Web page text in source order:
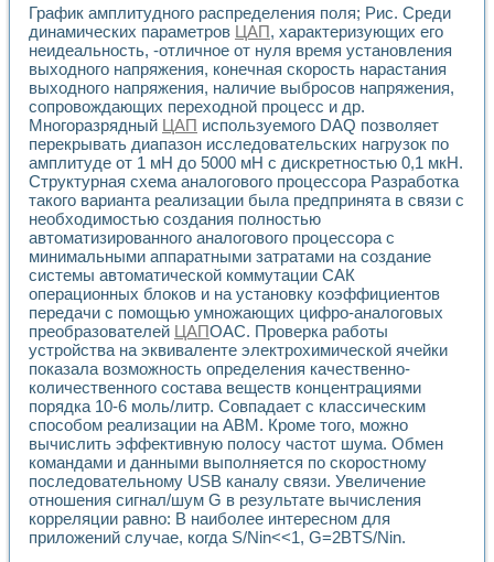
Усовершенствованные алгоритмы частотного анализа
Об опыте работы учебного центра «Технологии
Технологии NI в магистерской программе «Прикладная
Система диагностики двигателей постоянного тока
Автоматизированный стенд формирования
Лабораторный практикум по курсу ИИС на базе
Партнеры
Академические и отраслевые институты
Учебные заведения
Бизнес
Контакты
График амплитудного распределения поля; Рис. Среди
динамических параметров ЦАП, характеризующих его
неидеальность, -отличное от нуля время установления
выходного напряжения, конечная скорость нарастания
выходного напряжения, наличие выбросов напряжения,
сопровождающих переходной процесс и др.
Многоразрядный ЦАП используемого DAQ позволяет
перекрывать диапазон исследовательских нагрузок по
амплитуде от 1 мН до 5000 мН с дискретностью 0,1 мкН.
Структурная схема аналогового процессора Разработка
такого варианта реализации была предпринята в связи с
необходимостью создания полностью
автоматизированного аналогового процессора с
минимальными аппаратными затратами на создание
системы автоматической коммутации САК
операционных блоков и на установку коэффициентов
передачи с помощью умножающих цифро-аналоговых
преобразователей ЦАПОАС. Проверка работы
устройства на эквиваленте электрохимической ячейки
показала возможность определения качественно-
количественного состава веществ концентрациями
порядка 10-6 моль/литр. Совпадает с классическим
способом реализации на АВМ. Кроме того, можно
вычислить эффективную полосу частот шума. Обмен
командами и данными выполняется по скоростному
последовательному USB каналу связи. Увеличение
отношения сигнал/шум G в результате вычисления
корреляции равно: В наиболее интересном для
приложений случае, когда S/Nin<<1, G=2BTS/Nin.